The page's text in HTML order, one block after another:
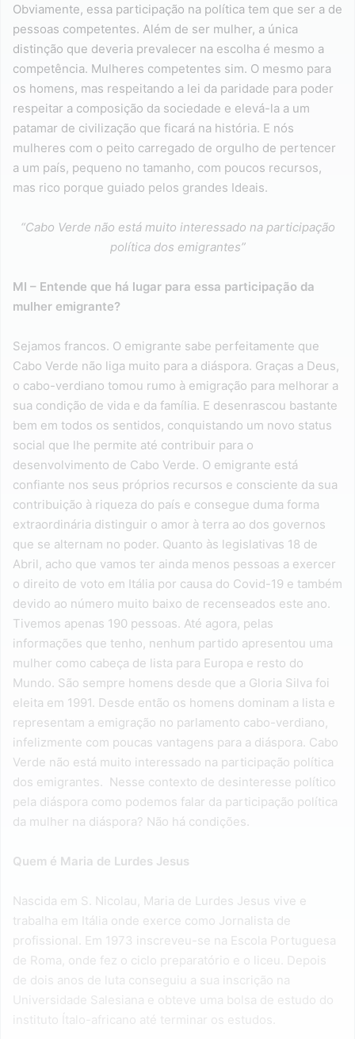
Obviamente, essa participação na política tem que ser a de
pessoas competentes. Além de ser mulher, a única
distinção que deveria prevalecer na escolha é mesmo a
competência. Mulheres competentes sim. O mesmo para
os homens, mas respeitando a lei da paridade para poder
respeitar a composição da sociedade e elevá-la a um
patamar de civilização que ficará na história. E nós
mulheres com o peito carregado de orgulho de pertencer
a um país, pequeno no tamanho, com poucos recursos,
mas rico porque guiado pelos grandes Ideais.
“Cabo Verde não está muito interessado na participação
política dos emigrantes”
MI – Entende que há lugar para essa participação da
mulher emigrante?
Sejamos francos. O emigrante sabe perfeitamente que
Cabo Verde não liga muito para a diáspora. Graças a Deus,
o cabo-verdiano tomou rumo à emigração para melhorar a
sua condição de vida e da família. E desenrascou bastante
bem em todos os sentidos, conquistando um novo status
social que lhe permite até contribuir para o
desenvolvimento de Cabo Verde. O emigrante está
confiante nos seus próprios recursos e consciente da sua
contribuição à riqueza do país e consegue duma forma
extraordinária distinguir o amor à terra ao dos governos
que se alternam no poder. Quanto às legislativas 18 de
Abril, acho que vamos ter ainda menos pessoas a exercer
o direito de voto em Itália por causa do Covid-19 e também
devido ao número muito baixo de recenseados este ano.
Tivemos apenas 190 pessoas. Até agora, pelas
informações que tenho, nenhum partido apresentou uma
mulher como cabeça de lista para Europa e resto do
Mundo. São sempre homens desde que a Gloria Silva foi
eleita em 1991. Desde então os homens dominam a lista e
representam a emigração no parlamento cabo-verdiano,
infelizmente com poucas vantagens para a diáspora. Cabo
Verde não está muito interessado na participação política
dos emigrantes. Nesse contexto de desinteresse político
pela diáspora como podemos falar da participação política
da mulher na diáspora? Não há condições.
Quem é Maria de Lurdes Jesus
Nascida em S. Nicolau, Maria de Lurdes Jesus vive e
trabalha em Itália onde exerce como Jornalista de
profissional. Em 1973 inscreveu-se na Escola Portuguesa
de Roma, onde fez o ciclo preparatório e o liceu. Depois
de dois anos de luta conseguiu a sua inscrição na
Universidade Salesiana e obteve uma bolsa de estudo do